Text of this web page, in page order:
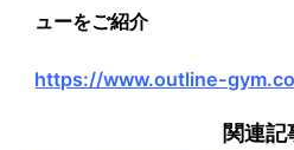
ューをご紹介
https://www.outline-
関連記